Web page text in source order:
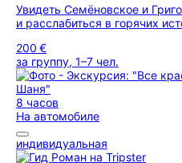
Увидеть Семёновское и
и расслабиться в горячих
200 €
за группу, 1–7 чел.
8 часов
На автомобиле
индивидуальная